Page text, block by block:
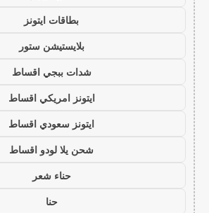
بطاقات ايتونز
بلايستيشن ستور
شدات ببجي اقساط
ايتونز امريكي اقساط
ايتونز سعودي اقساط
شحن يلا لودو اقساط
حناء شعر
حنا